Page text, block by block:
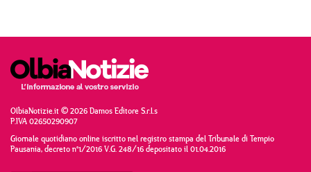
OlbiaNotizie.it © 2026 Damos Editore S.r.l.s
P.IVA 02650290907
Giornale quotidiano online iscritto nel registro stampa del Tribunale di Tempio
Pausania, decreto n°1/2016 V.G. 248/16 depositato il 01.04.2016